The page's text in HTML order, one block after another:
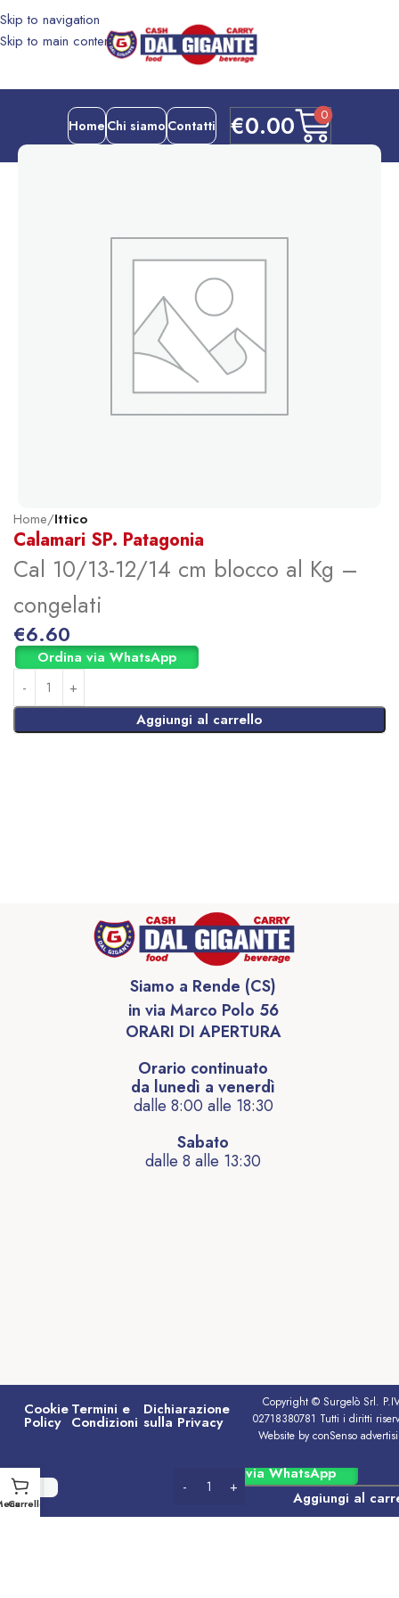
Skip to navigation
Skip to main content
€0.00 0
Home Chi siamo Contatti
Home Ittico
Calamari SP. Patagonia
Cal 10/13-12/14 cm blocco al Kg –
congelati
€6.60
Aggiungi al carrello
Ordina via WhatsApp
Siamo a Rende (CS)
in via Marco Polo 56
ORARI DI APERTURA
Orario continuato
da lunedì a venerdì
dalle 8:00 alle 18:30
Sabato
dalle 8 alle 13:30
Cookie
Policy
Termini e
Condizioni
Dichiarazione
sulla Privacy
Copyright © Surgelò Srl.
02718380781 Tutti i diritti
Website by conSenso
Aggiungi al
Ordina via WhatsApp
Carrello